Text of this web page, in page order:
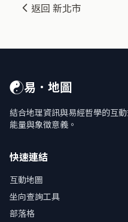
返回 新北市
☯易．地圖
結合地理資訊與易經哲學的互
能量與象徵意義。
快速連結
互動地圖
坐向查詢工具
部落格